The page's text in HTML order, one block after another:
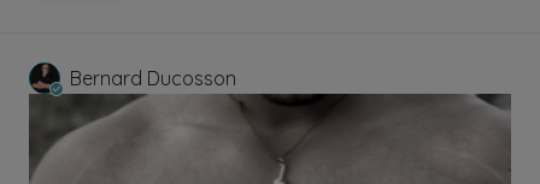
Bernard Ducosson